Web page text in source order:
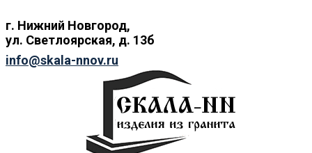
г. Нижний Новгород,
ул. Светлоярская, д. 13б
info@skala-nnov.ru